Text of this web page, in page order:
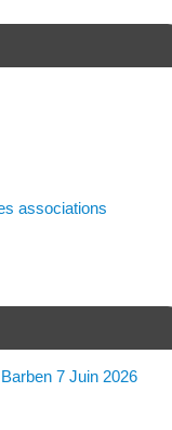
associations
7 Juin 2026